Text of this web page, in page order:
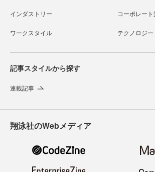
インダストリー コーポレー
ワークスタイル テクノロジー
記事スタイルから探す
連載記事
翔泳社のWebメディア